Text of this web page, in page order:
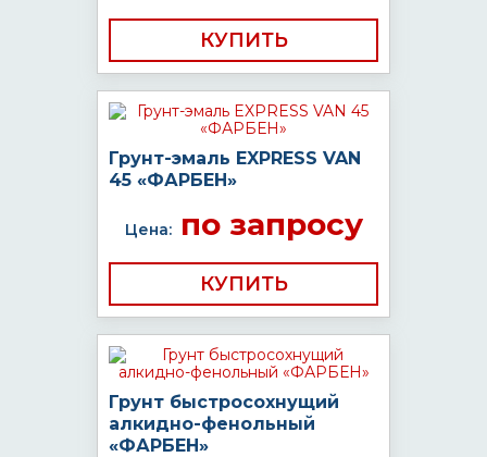
КУПИТЬ
Грунт-эмаль EXPRESS VAN
45 «ФАРБЕН»
Цена:по запросу
КУПИТЬ
Грунт быстросохнущий
алкидно-фенольный
«ФАРБЕН»